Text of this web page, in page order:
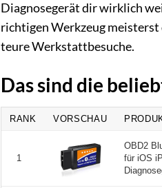
Diagnosegerät dir wirklich
richtigen Werkzeug meisterst
teure Werkstattbesuche.
Das sind die
RANK VORSCHAU
1
OBD2
für iOS